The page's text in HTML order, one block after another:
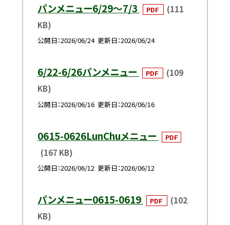
パンメニュー6/29～7/3 PDF
(111
KB)
公開日 2026/06/24 更新日 2026/06/24
6/22-6/26パンメニュー PDF
(109
KB)
公開日 2026/06/16 更新日 2026/06/16
0615-0626LunChuメニュー PDF
(167 KB)
公開日 2026/06/12 更新日 2026/06/12
パンメニュー0615-0619 PDF
(102
KB)